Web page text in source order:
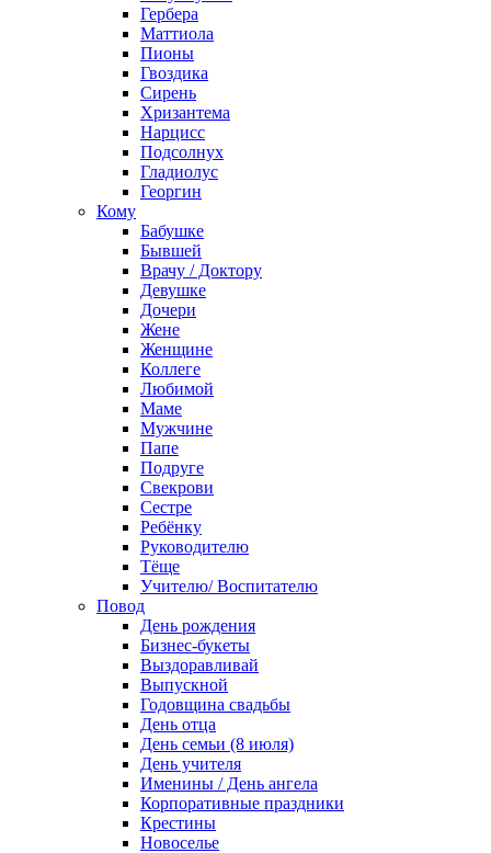
Гербера
Маттиола
Пионы
Гвоздика
Сирень
Хризантема
Нарцисс
Подсолнух
Гладиолус
Георгин
Кому
Бабушке
Бывшей
Врачу / Доктору
Девушке
Дочери
Жене
Женщине
Коллеге
Любимой
Маме
Мужчине
Папе
Подруге
Свекрови
Сестре
Ребёнку
Руководителю
Тёще
Учителю/ Воспитателю
Повод
День рождения
Бизнес-букеты
Выздоравливай
Выпускной
Годовщина свадьбы
День отца
День семьи (8 июля)
День учителя
Именины / День ангела
Корпоративные праздники
Крестины
Новоселье